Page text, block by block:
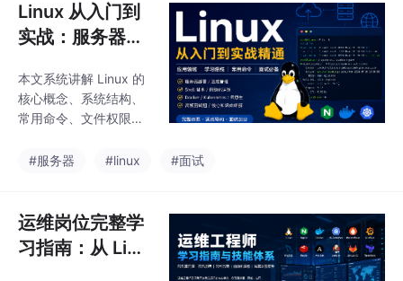
Linux 从入门到
实战：服务器部
应用领域与面试
高频指南
本文系统讲解 Linux 的
核心概念、系统结构、
常用命令、文件权限、
服务管理、软件安装、
ker 容器化、安全加固
与性能优化等内容，并
结合前端项目上线、云
#服务器 #linux #面试
运维岗位完整学
习指南：从 Linu